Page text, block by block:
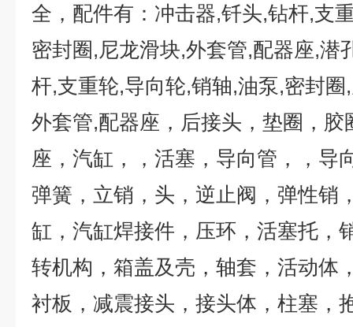
全，配件有：冲击器,钎头,钻杆,支
密封圈 ,尼龙滑块,外套管,配器座,潜
杆,支重轮,导向轮,销轴,油泵,密封圈 ,
外套管,配器座，后接头，垫圈，
座，汽缸，，活塞，导向管，，导
弹簧，立销，头，逆止阀，弹性销
缸，汽缸焊接件，压环，活塞托，
转机构，箱盖及壳，轴套，活动体
衬板，减震接头，接头体，柱塞，